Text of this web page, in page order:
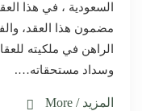
السعودية ، في هذا
مضمون هذا العقد،
الراهن في ملكيته
وسداد مستحقاته….
المزيد / More